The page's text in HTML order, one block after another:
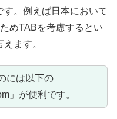
。例えば日本において
めTABを考慮するとい
ます。
には以下の
」が便利です。